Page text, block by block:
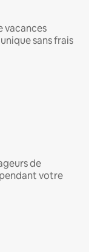
vacances
sans frais
de
votre